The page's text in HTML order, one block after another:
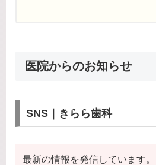
医院からのお知らせ
SNS｜きらら歯科
最新の情報を発信しています